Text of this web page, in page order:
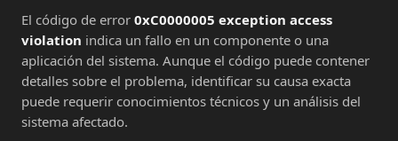
El código de error 0xC0000005 exception access
violation indica un fallo en un componente o una
aplicación del sistema. Aunque el código puede contener
detalles sobre el problema, identificar su causa exacta
puede requerir conocimientos técnicos y un análisis del
sistema afectado.